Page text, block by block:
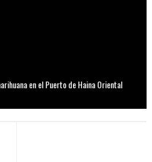
en el Puerto de Haina Oriental